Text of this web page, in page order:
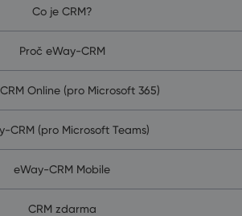
Co je CRM?
Proč eWay-CRM
Online (pro Microsoft 365)
CRM (pro Microsoft Teams)
eWay-CRM Mobile
CRM zdarma